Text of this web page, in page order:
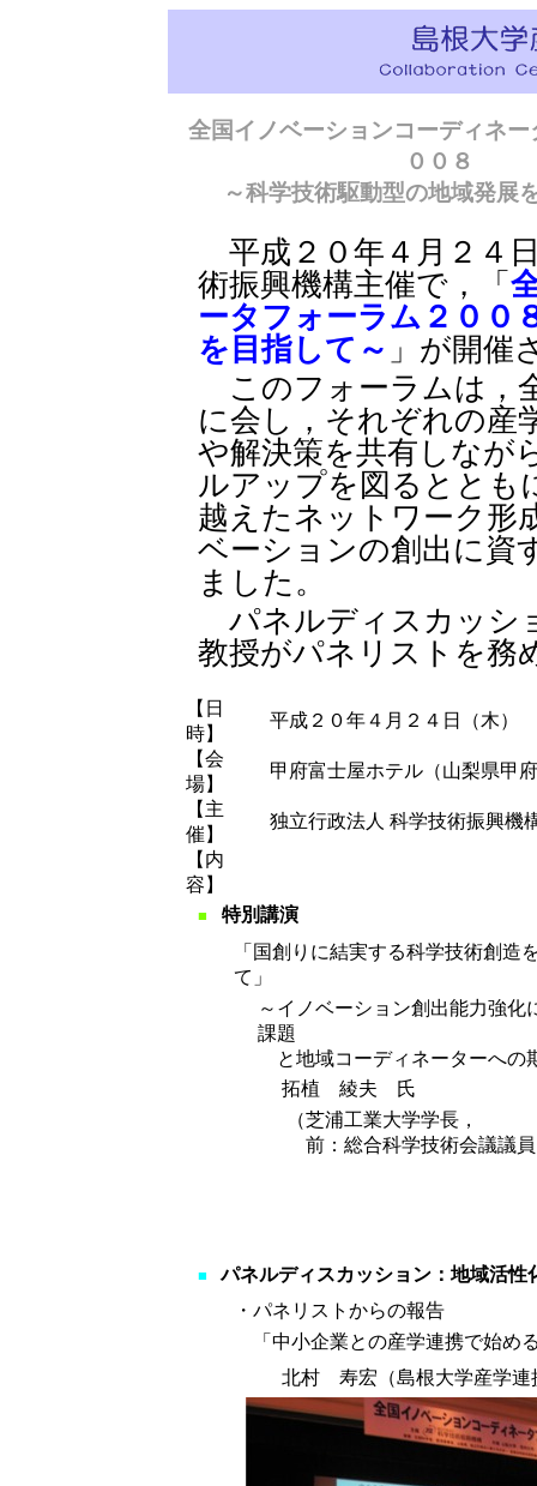
全国イノベーションコーディネ
００８
～科学技術駆動型の地域発展
平成２０年４月２４
術振興機構主催で，「
ータフォーラム２００
を目指して～ 」が開催
このフォーラムは，
に会し，それぞれの産
や解決策を共有しなが
ルアップを図るととも
越えたネットワーク形
ベーションの創出に資
ました。
パネルディスカッシ
教授がパネリストを務
【日
時】
平成２０年４月２４日（木）
【会
場】
甲府富士屋ホテル（山梨県甲
【主
催】
独立行政法人 科学技術振興機
【内
容】
■
特別講演
「国創りに結実する科学技術創造
て」
～イノベーション創出能力強化
課題
と地域コーディネーターへの
拓植 綾夫 氏
（芝浦工業大学学長，
前：総合科学技術会議議
■
パネルディスカッション：地域活
・パネリストからの報告
「中小企業との産学連携で始め
北村 寿宏（島根大学産学